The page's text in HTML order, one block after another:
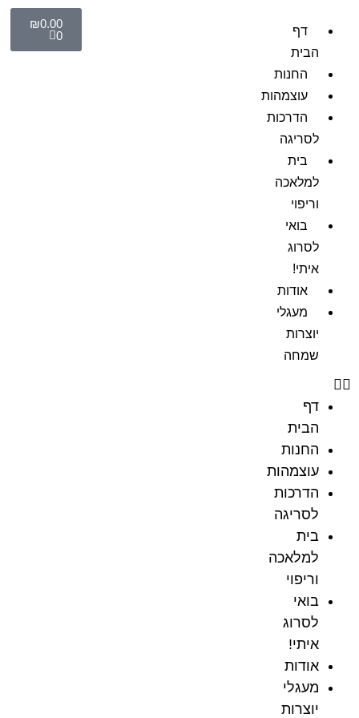
דף
הבית
החנות
עוצמהות
הדרכות
לסריגה
בית
למלאכה
וריפוי
בואי
לסרוג
איתי!
אודות
מעגלי
יוצרות
שמחה
דף
הבית
החנות
עוצמהות
הדרכות
לסריגה
בית
למלאכה
וריפוי
בואי
לסרוג
איתי!
אודות
מעגלי
יוצרות
₪0.00
0